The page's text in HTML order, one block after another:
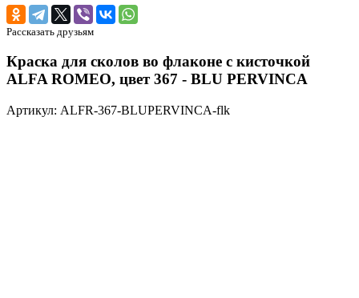
Рассказать друзьям
Краска для сколов во флаконе с кисточкой
ALFA ROMEO, цвет 367 - BLU PERVINCA
Артикул: ALFR-367-BLUPERVINCA-flk